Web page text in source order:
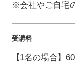
※会社やご自宅
受講料
【1名の場合】